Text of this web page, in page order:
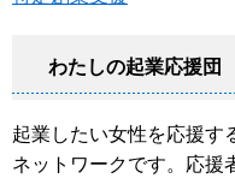
わたしの起業応援団
起業したい女性を応援す
ネットワークです。応援